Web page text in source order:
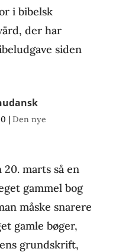
i bibelsk
der har
siden
| Den nye
20. marts så en
gammel bog
måske snarere
gamle bøger,
grundskrift,